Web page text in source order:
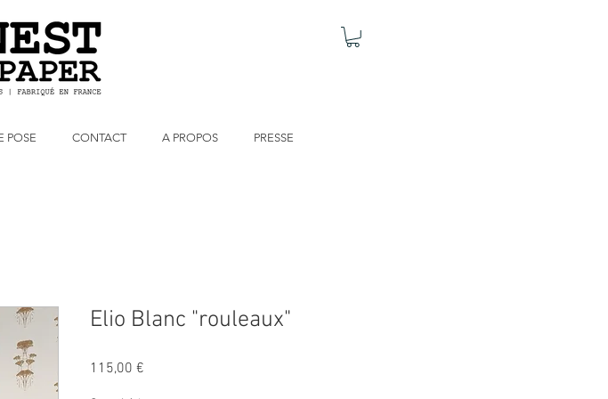
POSE CONTACT A PROPOS PRESSE
Elio Blanc "rouleaux"
115,00 €